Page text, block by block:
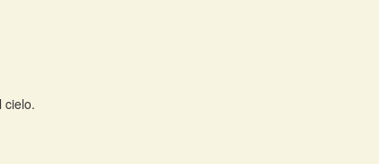
cielo.